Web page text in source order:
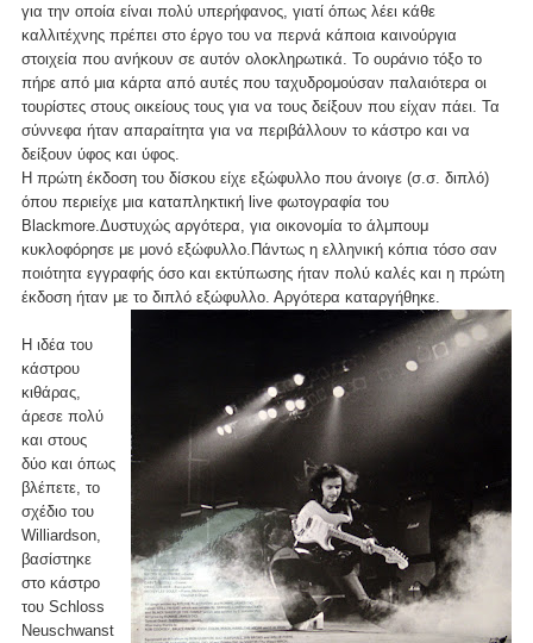
για την οποία είναι πολύ υπερήφανος, γιατί όπως λέει κάθε
καλλιτέχνης πρέπει στο έργο του να περνά κάποια καινούργια
στοιχεία που ανήκουν σε αυτόν ολοκληρωτικά. Το ουράνιο τόξο το
πήρε από μια κάρτα από αυτές που ταχυδρομούσαν παλαιότερα οι
τουρίστες στους οικείους τους για να τους δείξουν που είχαν πάει. Τα
σύννεφα ήταν απαραίτητα για να περιβάλλουν το κάστρο και να
δείξουν ύφος και ύφος.
Η πρώτη έκδοση του δίσκου είχε εξώφυλλο που άνοιγε (σ.σ. διπλό)
όπου περιείχε μια καταπληκτική live φωτογραφία του
Blackmore.Δυστυχώς αργότερα, για οικονομία το άλμπουμ
κυκλοφόρησε με μονό εξώφυλλο.Πάντως η ελληνική κόπια τόσο σαν
ποιότητα εγγραφής όσο και εκτύπωσης ήταν πολύ καλές και η πρώτη
έκδοση ήταν με το διπλό εξώφυλλο. Αργότερα καταργήθηκε.
Η ιδέα του
κάστρου
κιθάρας,
άρεσε πολύ
και στους
δύο και όπως
βλέπετε, το
σχέδιο του
Williardson,
βασίστηκε
στο κάστρο
του Schloss
Neuschwanst